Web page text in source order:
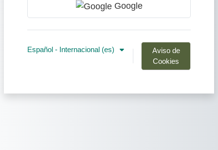
Google
Español - Internacional ‎(es)‎
Aviso de
Cookies